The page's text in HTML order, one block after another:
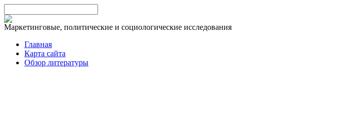
Маркетинговые, политические и социологические исследования
Главная
Карта сайта
Обзор литературы